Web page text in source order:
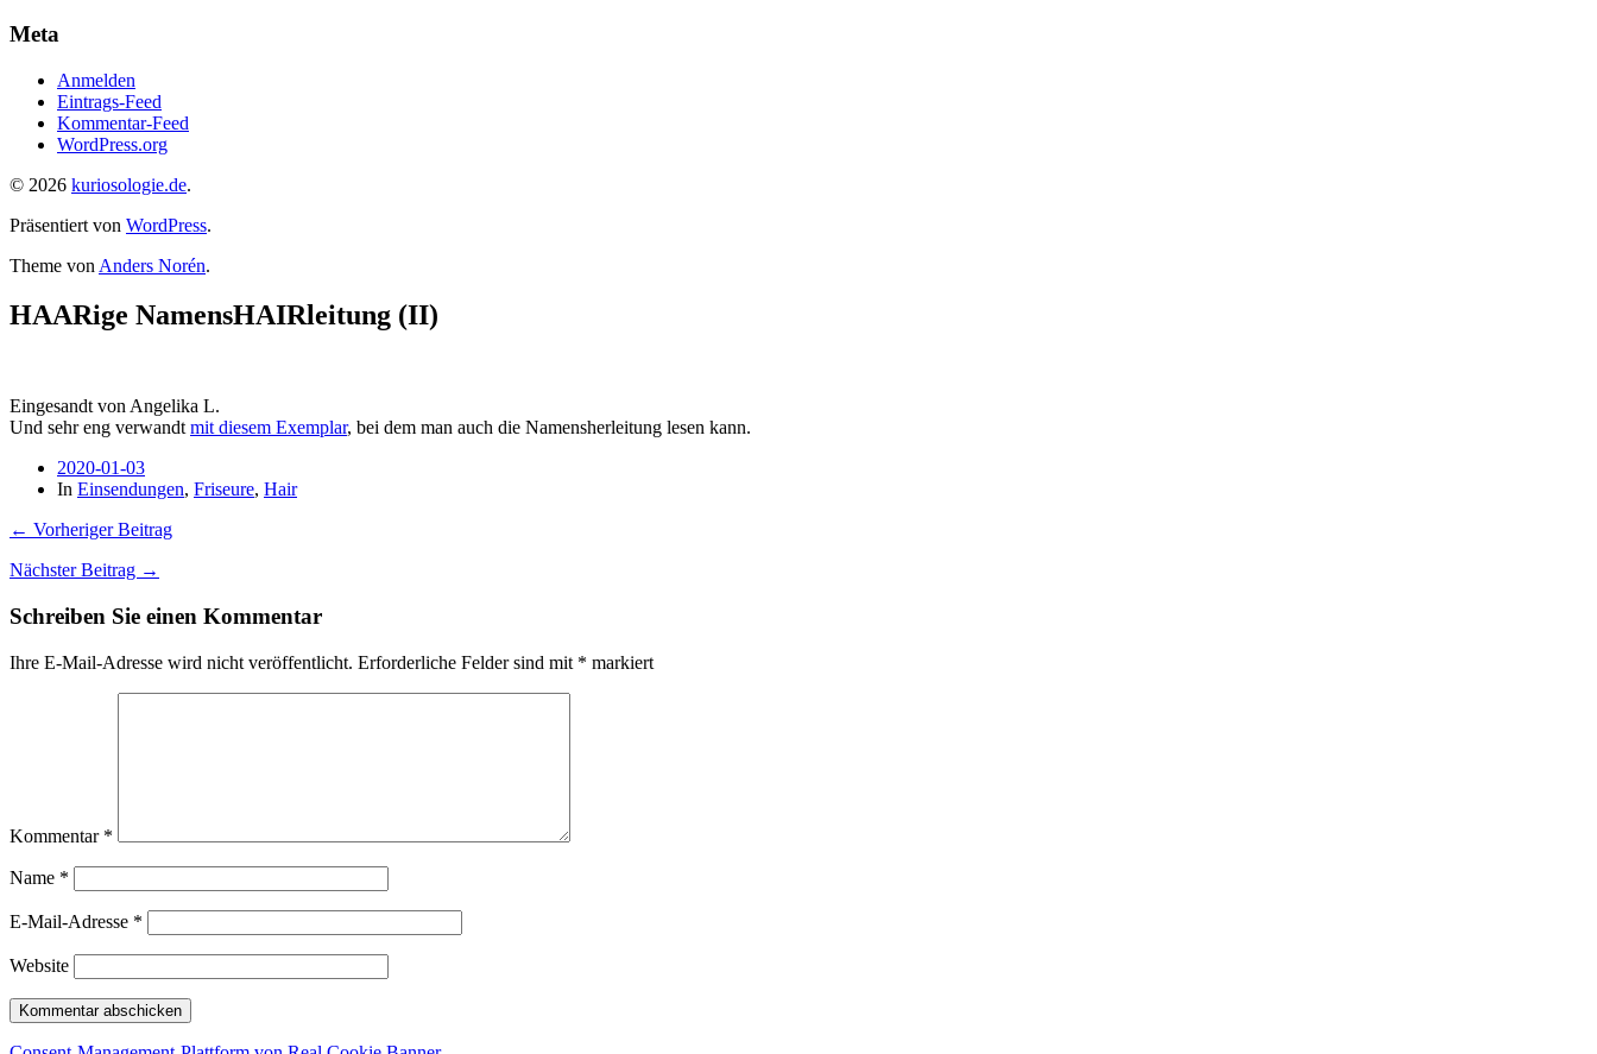
Meta
Anmelden
Eintrags-Feed
Kommentar-Feed
WordPress.org
© 2026 kuriosologie.de.
Präsentiert von WordPress.
Theme von Anders Norén.
HAARige NamensHAIRleitung (II)
Eingesandt von Angelika L.
Und sehr eng verwandt mit diesem Exemplar, bei dem man auch die Namensherleitung lesen kann.
2020-01-03
In Einsendungen, Friseure, Hair
← Vorheriger Beitrag
Nächster Beitrag →
Schreiben Sie einen Kommentar
Ihre E-Mail-Adresse wird nicht veröffentlicht. Erforderliche Felder sind mit * markiert
Kommentar *
Name *
E-Mail-Adresse *
Website